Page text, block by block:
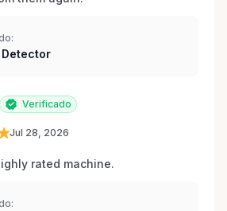
Verificado
Jul 28, 2026
rated machine.